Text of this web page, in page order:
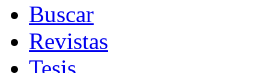
Buscar
Revistas
Tesis